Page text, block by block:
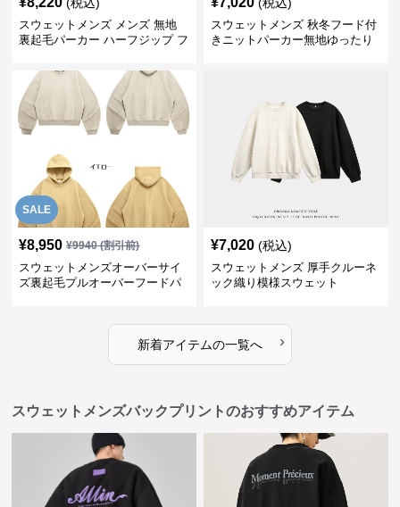
スウェットメンズ メンズ 無地
裏起毛パーカー ハーフジップ フ
スウェットメンズ 秋冬フード付
きニットパーカー無地ゆったり
SALE
¥8,950 ¥9940(割引前)
スウェットメンズオーバーサイ
ズ裏起毛プルオーバーフードパ
¥7,020 (税込)
スウェットメンズ 厚手クルーネ
ック織り模様スウェット
新着アイテムの一覧へ ›
スウェットメンズバックプリントのおすすめアイテム